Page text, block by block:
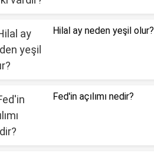
Hilal ay neden yeşil olur?
Fed'in açılımı nedir?